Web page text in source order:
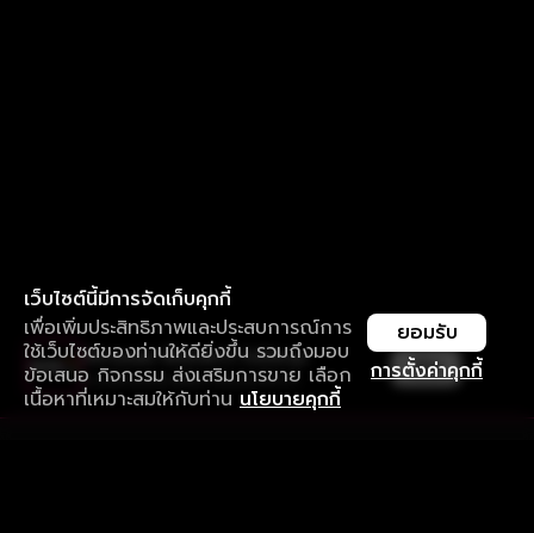
เว็บไซต์นี้มีการจัดเก็บคุกกี้
เพื่อเพิ่มประสิทธิภาพและประสบการณ์การ
ใช้เว็บไซต์ของท่านให้ดียิ่งขึ้น รวมถึงมอบ
ข้อเสนอ กิจกรรม ส่งเสริมการขาย เลือก
เนื้อหาที่เหมาะสมให้กับท่าน นโยบายคุกกี้
การตั้งค่าคุกกี้
ยอมรับ
ใช้งานแอป ลื่นไหลกว่า ไม่มีสะดุด
ดาวน์โหลดแอปเพื่อการรับชมที่ดีกว่า เปิด